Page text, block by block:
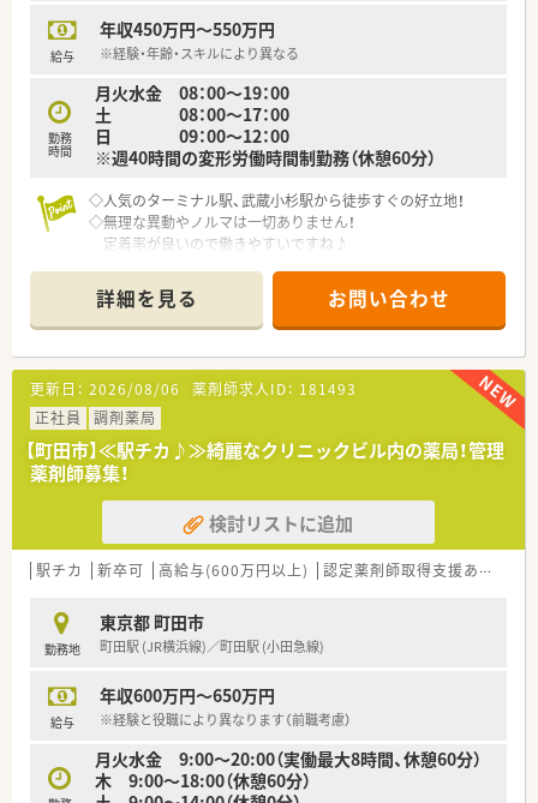
給与
年収450万円～550万円
※経験・年齢・スキルにより異なる
勤務
時間
月火水金 08：00～19：00
土 08：00～17：00
日 09：00～12：00
※週40時間の変形労働時間制勤務（休憩60分）
◇人気のターミナル駅、武蔵小杉駅から徒歩すぐの好立地！
◇無理な異動やノルマは一切ありません！
定着率が良いので働きやすいですね♪
◇教育制度も充実しています！薬剤師会や大学ドクター・ＭＲを
招いた講習会など、希望する研修に参加可能です（費用は会社負
担）
◇20-30代の方が活躍中！
詳細を見る お問い合わせ
更新日： 2026/08/06 薬剤師求人ID： 181493
正社員
調剤薬局
【町田市】≪駅チカ♪≫綺麗なクリニックビル内の薬局！管理
薬剤師募集！
検討リストに追加
駅チカ 新卒可 高給与(600万円以上) 認定薬剤師取得支援あり
勤務地
東京都 町田市
町田駅 (JR横浜線)／町田駅 (小田急線)
給与
年収600万円～650万円
※経験と役職により異なります（前職考慮）
月火水金 9:00～20:00（実働最大8時間、休憩60分）
木 9:00～18:00（休憩60分）